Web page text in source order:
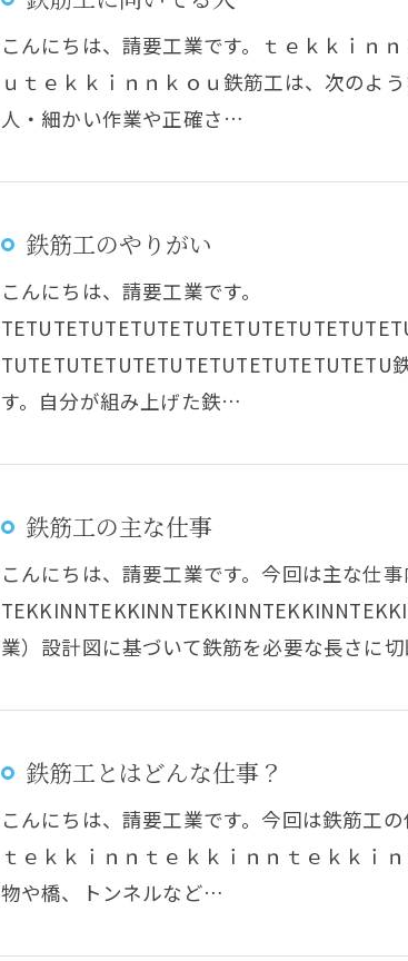
こんにちは、請要工業です。ｔｅｋｋｉｎ
ｕｔｅｋｋｉｎｎｋｏｕ鉄筋工は、次のよ
人・細かい作業や正確さ…
鉄筋工のやりがい
こんにちは、請要工業です。
TUTETUTETUTETUTETUTETUTETUTETU
す。自分が組み上げた鉄…
鉄筋工の主な仕事
こんにちは、請要工業です。今回は主な仕事
業）設計図に基づいて鉄筋を必要な長さに
鉄筋工とはどんな仕事？
こんにちは、請要工業です。今回は鉄筋工
ｔｅｋｋｉｎｎｔｅｋｋｉｎｎｔｅｋｋｉ
物や橋、トンネルなど…